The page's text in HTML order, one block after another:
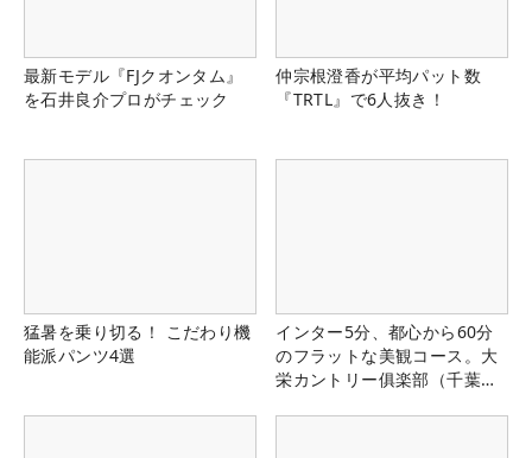
最新モデル『FJクオンタム』
を石井良介プロがチェック
仲宗根澄香が平均パット数
『TRTL』で6人抜き！
猛暑を乗り切る！ こだわり機
能派パンツ4選
インター5分、都心から60分
のフラットな美観コース。大
栄カントリー俱楽部（千葉